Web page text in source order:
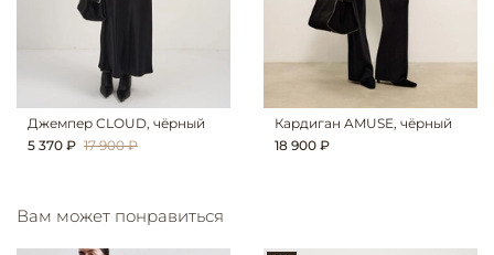
Джемпер CLOUD, чёрный
5 370 ₽ 17 900 ₽
Кардиган AMUSE, чёрный
18 900 ₽
Вам может понравиться